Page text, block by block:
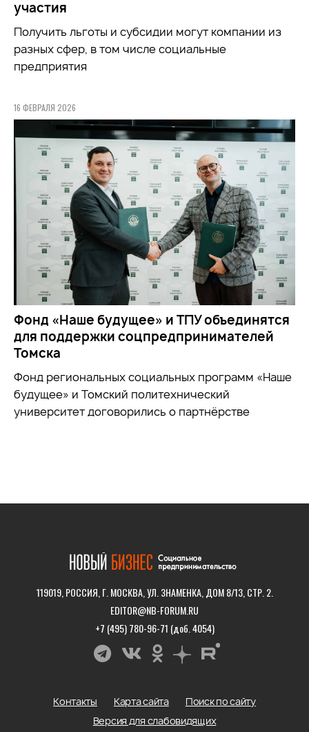
участия
Получить льготы и субсидии могут компании из
разных сфер, в том числе социальные
предприятия
16 ФЕВРАЛЯ 2026
Фонд «Наше будущее» и ТПУ объединятся
для поддержки соцпредпринимателей
Томска
Фонд региональных социальных программ «Наше
будущее» и Томский политехнический
университет договорились о партнёрстве
119019, РОССИЯ, Г. МОСКВА, УЛ. ЗНАМЕНКА, ДОМ 8/13, СТР. 2.
EDITOR@NB-FORUM.RU
+7 (495) 780-96-71 (доб. 4054)
Контакты Карта сайта
Поиск по сайту
Версия для слабовидящих